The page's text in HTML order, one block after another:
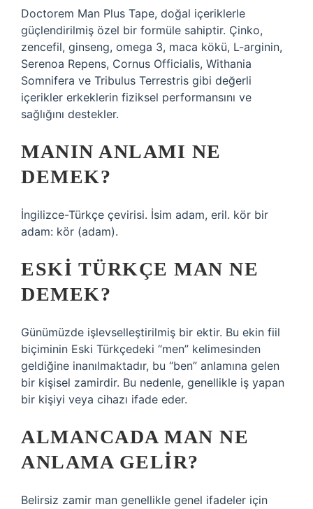
Doctorem Man Plus Tape, doğal içeriklerle
güçlendirilmiş özel bir formüle sahiptir. Çinko,
zencefil, ginseng, omega 3, maca kökü, L-arginin,
Serenoa Repens, Cornus Officialis, Withania
Somnifera ve Tribulus Terrestris gibi değerli
içerikler erkeklerin fiziksel performansını ve
sağlığını destekler.
MANIN ANLAMI NE
DEMEK?
İngilizce-Türkçe çevirisi. İsim adam, eril. kör bir
adam: kör (adam).
ESKI TÜRKÇE MAN NE
DEMEK?
Günümüzde işlevselleştirilmiş bir ektir. Bu ekin fiil
biçiminin Eski Türkçedeki “men” kelimesinden
geldiğine inanılmaktadır, bu “ben” anlamına gelen
bir kişisel zamirdir. Bu nedenle, genellikle iş yapan
bir kişiyi veya cihazı ifade eder.
ALMANCADA MAN NE
ANLAMA GELIR?
Belirsiz zamir man genellikle genel ifadeler için